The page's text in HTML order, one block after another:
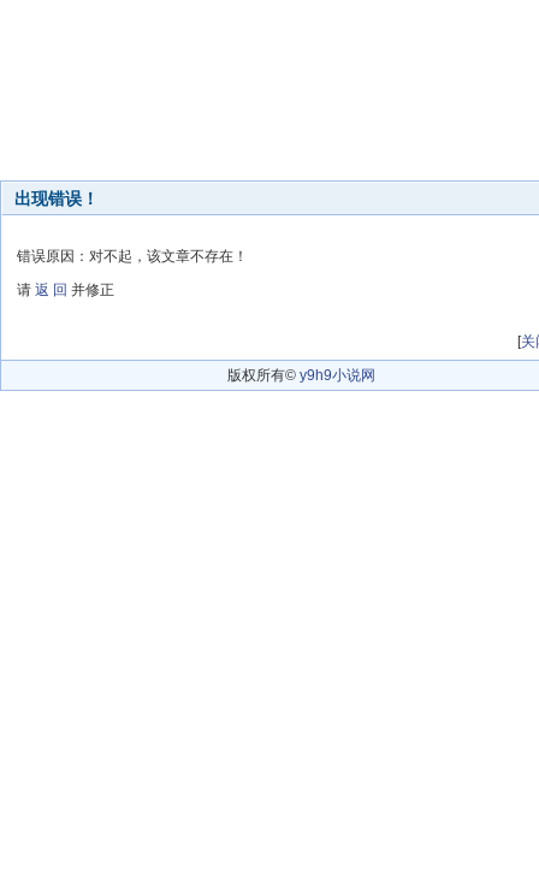
出现错误！
错误原因：对不起，该文章不存在！
请 返 回 并修正
[关
版权所有© y9h9小说网